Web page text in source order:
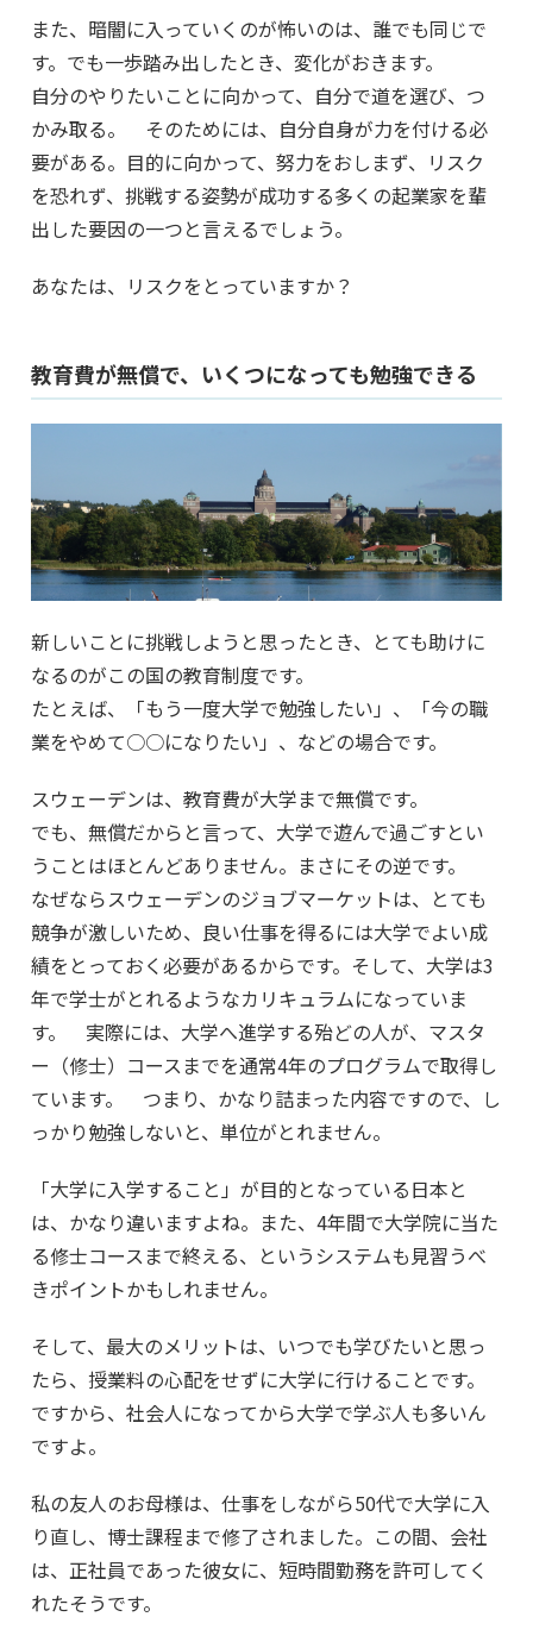
また、暗闇に入っていくのが怖いのは、誰でも同じで
す。でも一歩踏み出したとき、変化がおきます。
自分のやりたいことに向かって、自分で道を選び、つ
かみ取る。 そのためには、自分自身が力を付ける必
要がある。目的に向かって、努力をおしまず、リスク
を恐れず、挑戦する姿勢が成功する多くの起業家を輩
出した要因の一つと言えるでしょう。
あなたは、リスクをとっていますか？
教育費が無償で、いくつになっても勉強できる
新しいことに挑戦しようと思ったとき、とても助けに
なるのがこの国の教育制度です。
たとえば、「もう一度大学で勉強したい」、「今の職
業をやめて○○になりたい」、などの場合です。
スウェーデンは、教育費が大学まで無償です。
でも、無償だからと言って、大学で遊んで過ごすとい
うことはほとんどありません。まさにその逆です。
なぜならスウェーデンのジョブマーケットは、とても
競争が激しいため、良い仕事を得るには大学でよい成
績をとっておく必要があるからです。そして、大学は3
年で学士がとれるようなカリキュラムになっていま
す。 実際には、大学へ進学する殆どの人が、マスタ
ー（修士）コースまでを通常4年のプログラムで取得し
ています。 つまり、かなり詰まった内容ですので、し
っかり勉強しないと、単位がとれません。
「大学に入学すること」が目的となっている日本と
は、かなり違いますよね。また、4年間で大学院に当た
る修士コースまで終える、というシステムも見習うべ
きポイントかもしれません。
そして、最大のメリットは、いつでも学びたいと思っ
たら、授業料の心配をせずに大学に行けることです。
ですから、社会人になってから大学で学ぶ人も多いん
ですよ。
私の友人のお母様は、仕事をしながら50代で大学に入
り直し、博士課程まで修了されました。この間、会社
は、正社員であった彼女に、短時間勤務を許可してく
れたそうです。